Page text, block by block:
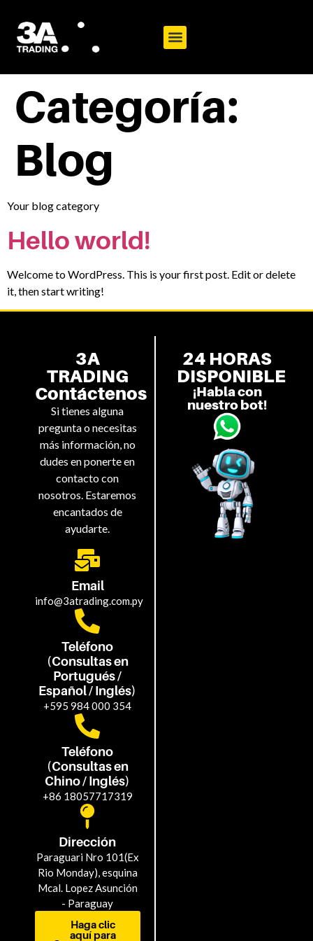
Categoría:
Blog
Your blog category
Hello world!
Welcome to WordPress. This is your first post. Edit or delete
it, then start writing!
3A
TRADING
Contáctenos
Si tienes alguna
pregunta o necesitas
más información, no
dudes en ponerte en
contacto con
nosotros. Estaremos
encantados de
ayudarte.
Email
info@3atrading.com.py
Teléfono
(Consultas en
Portugués /
Español / Inglés)
+595 984 000 354
Teléfono
(Consultas en
Chino / Inglés)
+86 18057717319
Dirección
Paraguari Nro 101(Ex
Rio Monday), esquina
Mcal. Lopez Asunción
- Paraguay
Haga clic
aquí para
24 HORAS
DISPONIBLE
¡Habla con
nuestro bot!